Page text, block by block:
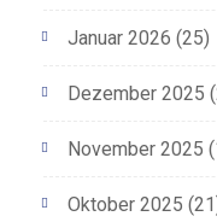
Januar 2026 (25)
Dezember 2025
November 2025
Oktober 2025